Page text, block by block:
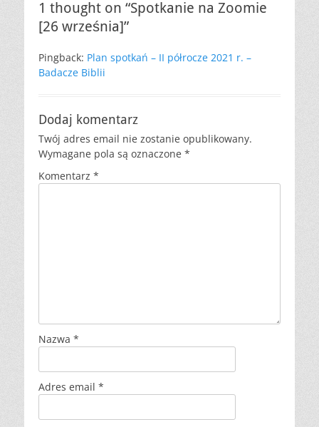
1 thought on “Spotkanie na Zoomie
[26 września]”
Pingback: Plan spotkań – II półrocze 2021 r. –
Badacze Biblii
Dodaj komentarz
Twój adres email nie zostanie opublikowany.
Wymagane pola są oznaczone *
Komentarz *
Nazwa *
Adres email *